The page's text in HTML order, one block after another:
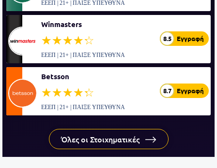
ΕΕΕΠ | 21+ | ΠΑΙΞΕ ΥΠΕΥΘΥΝΑ
Winmasters
☆☆☆☆☆
★★★★★ 8.5 Εγγραφή
ΕΕΕΠ | 21+ | ΠΑΙΞΕ ΥΠΕΥΘΥΝΑ
Betsson
☆☆☆☆☆
★★★★★ 8.7 Εγγραφή
ΕΕΕΠ | 21+ | ΠΑΙΞΕ ΥΠΕΥΘΥΝΑ
Όλες οι Στοιχηματικές